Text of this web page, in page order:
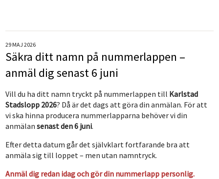
29 MAJ 2026
Säkra ditt namn på nummerlappen –
anmäl dig senast 6 juni
Vill du ha ditt namn tryckt på nummerlappen till Karlstad
Stadslopp 2026? Då är det dags att göra din anmälan. För att
vi ska hinna producera nummerlapparna behöver vi din
anmälansenast den 6 juni.
Efter detta datum går det självklart fortfarande bra att
anmäla sig till loppet – men utan namntryck.
Anmäl dig redan idag och gör din nummerlapp personlig.